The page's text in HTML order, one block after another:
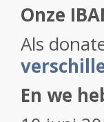
Onze
Als
En we